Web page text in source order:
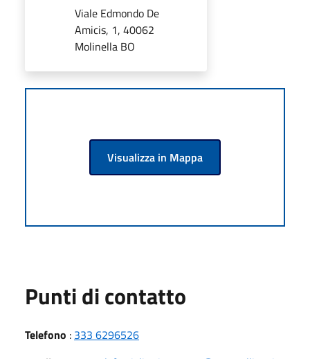
Viale Edmondo De
Amicis, 1, 40062
Molinella BO
Visualizza in Mappa
Punti di contatto
Telefono : 333 6296526